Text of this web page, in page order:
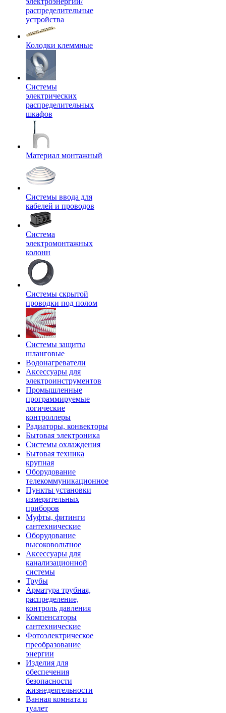
распределительные
устройства
Колодки клеммные
Системы
электрических
распределительных
шкафов
Материал монтажный
Системы ввода для
кабелей и проводов
Система
электромонтажных
колонн
Системы скрытой
проводки под полом
Системы защиты
шланговые
Водонагреватели
Аксессуары для
электроинструментов
Промышленные
программируемые
логические
контроллеры
Радиаторы, конвекторы
Бытовая электроника
Системы охлаждения
Бытовая техника
крупная
Оборудование
телекоммуникационное
Пункты установки
измерительных
приборов
Муфты, фитинги
сантехнические
Оборудование
высоковольтное
Аксессуары для
канализационной
системы
Трубы
Арматура трубная,
распределение,
контроль давления
Компенсаторы
сантехнические
Фотоэлектрическое
преобразование
энергии
Изделия для
обеспечения
безопасности
жизнедеятельности
Ванная комната и
туалет